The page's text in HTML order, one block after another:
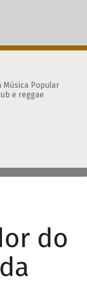
Música Popular
e reggae
do